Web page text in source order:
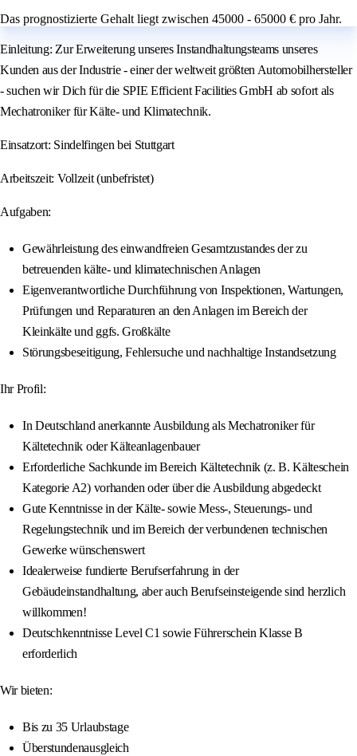
Das prognostizierte Gehalt liegt zwischen 45000 - 65000 € pro Jahr.
Einleitung: Zur Erweiterung unseres Instandhaltungsteams unseres
Kunden aus der Industrie - einer der weltweit größten Automobilhersteller
- suchen wir Dich für die SPIE Efficient Facilities GmbH ab sofort als
Mechatroniker für Kälte- und Klimatechnik.
Einsatzort: Sindelfingen bei Stuttgart
Arbeitszeit: Vollzeit (unbefristet)
Aufgaben:
Gewährleistung des einwandfreien Gesamtzustandes der zu
betreuenden kälte- und klimatechnischen Anlagen
Eigenverantwortliche Durchführung von Inspektionen, Wartungen,
Prüfungen und Reparaturen an den Anlagen im Bereich der
Kleinkälte und ggfs. Großkälte
Störungsbeseitigung, Fehlersuche und nachhaltige Instandsetzung
Ihr Profil:
In Deutschland anerkannte Ausbildung als Mechatroniker für
Kältetechnik oder Kälteanlagenbauer
Erforderliche Sachkunde im Bereich Kältetechnik (z. B. Kälteschein
Kategorie A2) vorhanden oder über die Ausbildung abgedeckt
Gute Kenntnisse in der Kälte- sowie Mess-, Steuerungs- und
Regelungstechnik und im Bereich der verbundenen technischen
Gewerke wünschenswert
Idealerweise fundierte Berufserfahrung in der
Gebäudeinstandhaltung, aber auch Berufseinsteigende sind herzlich
willkommen!
Deutschkenntnisse Level C1 sowie Führerschein Klasse B
erforderlich
Wir bieten:
Bis zu 35 Urlaubstage
Überstundenausgleich